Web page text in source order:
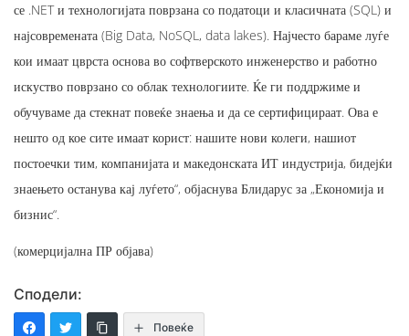
се .NET и технологијата поврзана со податоци и класичната (SQL) и
најсовремената (Big Data, NoSQL, data lakes). Најчесто бараме луѓе
кои имаат цврста основа во софтверското инженерство и работно
искуство поврзано со облак технологиите. Ќе ги поддржиме и
обучуваме да стекнат повеќе знаења и да се сертифицираат. Ова е
нешто од кое сите имаат корист: нашите нови колеги, нашиот
постоечки тим, компанијата и македонската ИТ индустрија, бидејќи
знаењето останува кај луѓето“, објаснува Блидарус за „Економија и
бизнис“.
(комерцијална ПР објава)
Сподели:
Повеќе